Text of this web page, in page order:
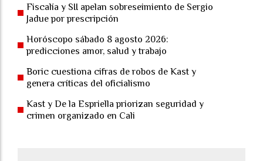
Fiscalía y SII apelan sobreseimiento de Sergio
Jadue por prescripción
Horóscopo sábado 8 agosto 2026:
predicciones amor, salud y trabajo
Boric cuestiona cifras de robos de Kast y
genera críticas del oficialismo
Kast y De la Espriella priorizan seguridad y
crimen organizado en Cali